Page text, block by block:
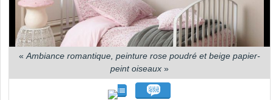
« Ambiance romantique, peinture rose poudré et beige papier-
peint oiseaux »